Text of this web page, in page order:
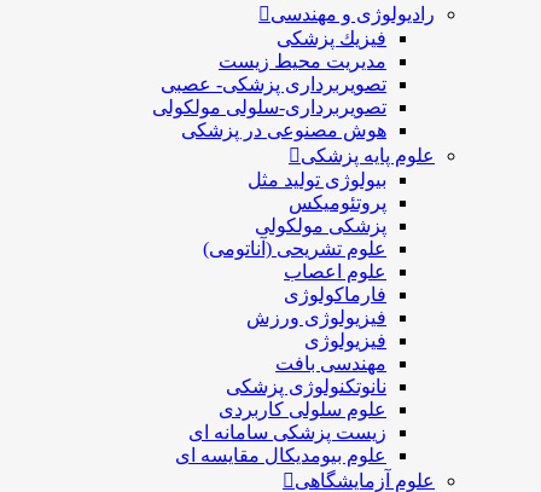
رادیولوژی و مهندسی
فيزيك پزشکی
مدیریت محیط زیست
تصویربرداری پزشکی- عصبی
تصویربرداری-سلولی مولکولی
هوش مصنوعی در پزشکی
علوم پایه پزشکی
بیولوژی تولید مثل
پروتئومیکس
پزشکی مولکولی
علوم تشریحی (آناتومی)
علوم اعصاب
فارماکولوژی
فیزیولوژی ورزش
فیزیولوژی
مهندسی بافت
نانوتکنولوژی پزشکی
علوم سلولی کاربردی
زیست پزشکی سامانه ای
علوم بیومدیکال مقایسه ای
علوم آزمایشگاهی